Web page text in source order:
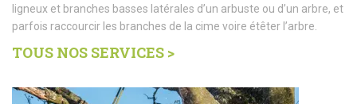
ligneux et branches basses latérales d’un arbuste ou d’un arbre, et
parfois raccourcir les branches de la cime voire étêter l’arbre.
TOUS NOS SERVICES >